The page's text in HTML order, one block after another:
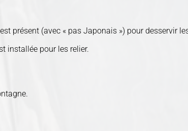
présent (avec « pas Japonais ») pour desservir
installée pour les relier.